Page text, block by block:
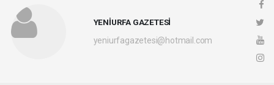
YENİURFA GAZETESİ
yeniurfagazetesi@hotmail.com